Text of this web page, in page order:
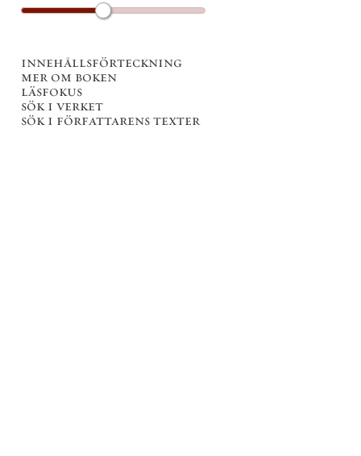
innehållsförteckning
mer om boken
läsfokus
sök i verket
sök i författarens texter